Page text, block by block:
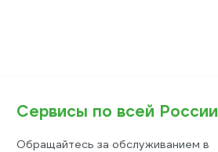
Сервисы по всей России
Обращайтесь за обслуживанием в